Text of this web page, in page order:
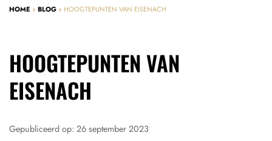
HOME » BLOG » HOOGTEPUNTEN VAN EISENACH
HOOGTEPUNTEN VAN
EISENACH
Gepubliceerd op: 26 september 2023